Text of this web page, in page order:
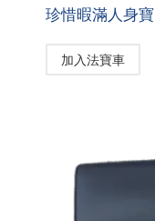
珍惜暇滿人身寶
加入法寶車